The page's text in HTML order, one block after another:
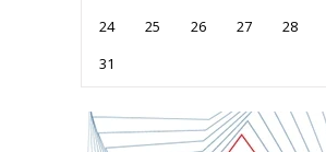
24 25 26 27 28
31